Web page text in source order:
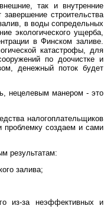
так и внутренние
строительства
в воды сопредельных
экологического ущерба,
в Финском заливе.
катастрофы, для
по доочистке и
денежный поток будет
нецелевым манером - это
налогоплательщиков
проблемку создаем и сами
результатам:
залива;
из-за неэффективных и